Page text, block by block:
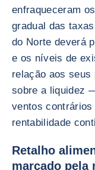
enfraqueceram
gradual das
do Norte deverá
e os níveis de
relação aos
sobre a liquidez
ventos
rentabilidade
Retalho
marcado pela